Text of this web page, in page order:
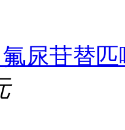
氟尿苷替